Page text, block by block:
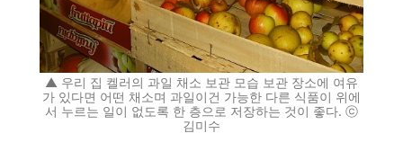
▲ 우리 집 켈러의 과일 채소 보관 모습 보관 장소에 여유
가 있다면 어떤 채소며 과일이건 가능한 다른 식품이 위에
서 누르는 일이 없도록 한 층으로 저장하는 것이 좋다. ⓒ
김미수